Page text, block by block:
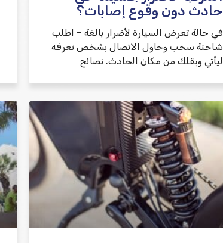
حادث دون وقوع إصابات؟
في حالة تعرض السيارة لأضرار بالغة – اطلب
شاحنة سحب وحاول الاتصال بشخص تعرفه
ليأتي ويقلك من مكان الحادث. نصائح